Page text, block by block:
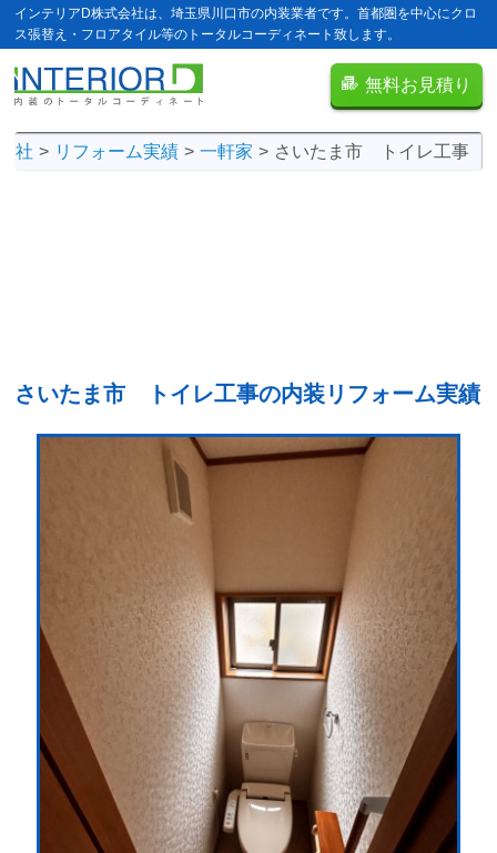
インテリアD株式会社は、埼玉県川口市の内装業者です。首都圏を中心にクロ
ス張替え・フロアタイル等のトータルコーディネート致します。
無料お見積り
社 リフォーム実績 一軒家 さいたま市 トイレ工事
さいたま市 トイレ工事の内装リフォーム実績